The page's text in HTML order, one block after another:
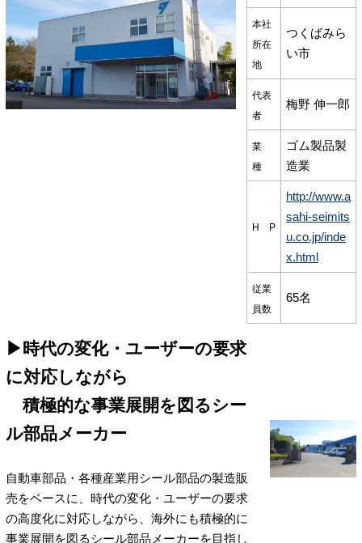
本社
所在
地
つくばみら
い市
代表
者
梅野 伸一郎
業
種
ゴム製品製
造業
H P
http://www.a
sahi-seimits
u.co.jp/inde
x.html
従業
員数
65名
▶時代の変化・ユーザーの要求
に対応しながら
積極的な事業展開を図るシー
ル部品メーカー
自動車部品・各種産業用シール部品の製造販
売をベースに、時代の変化・ユーザーの要求
の高度化に対応しながら、海外にも積極的に
事業展開を図るシール部品メーカーを目指し